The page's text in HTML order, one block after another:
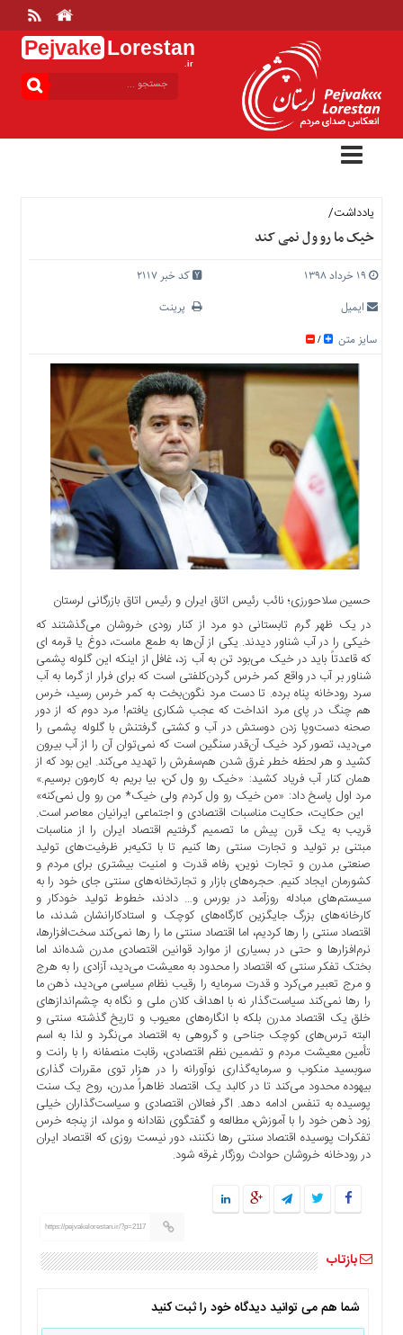
Pejvake Lorestan
.ir
بالا
خانه
ارتباط
درباره
منوی
عمومی
اقتصادی
ورزشی
فرهنگی
دسترسی
سریع
ارتباط
برگه
تعرفه
درباره
اخبار
سایت
ارتباط
برگه
نمونه
تعرفه
درباره
چند
رسانه
نمونه
یادداشت/
خیک ما رو ول نمی کند
۱۹ خرداد ۱۳۹۸
کد خبر 2117
ایمیل
پرینت
سایز متن
/
حسین سلاح‎ورزی؛ نائب رئیس اتاق ایران و رئیس اتاق بازرگانی لرستان
در یک ظهر گرم تابستانی دو مرد از کنار رودی خروشان می‌گذشتند که
خیکی را در آب شناور دیدند. یکی از آن‌ها به طمع ماست، دوغ یا قرمه ای
که قاعدتاً باید در خیک می‌بود تن به آب زد، غافل از اینکه این گلوله پشمی
شناور بر آب در واقع کمر خرس گردن‌کلفتی است که برای فرار از گرما به آب
سرد رودخانه پناه برده. تا دست مرد نگون‌بخت به کمر خرس رسید، خرس
هم چنگ در پای مرد انداخت که عجب شکاری یافتم! مرد دوم که از دور
صحنه دست‌وپا زدن دوستش در آب و کشتی گرفتنش با گلوله پشمی را
می‌دید، تصور کرد خیک آن‌قدر سنگین است که نمی‌توان آن را از آب بیرون
کشید و هر لحظه خطر غرق شدن هم‌سفرش را تهدید می‌کند. این بود که از
همان کنار آب فریاد کشید: «خیک رو ول کن، بیا بریم به کارمون برسیم.»
مرد اول پاسخ داد: «من خیک رو ول کردم ولی خیک* من رو ول نمی‌کنه»
این حکایت، حکایت مناسبات اقتصادی و اجتماعی ایرانیان معاصر است.
قریب به یک قرن پیش ما تصمیم گرفتیم اقتصاد ایران را از مناسبات
مبتنی بر تولید و تجارت سنتی رها کنیم تا با تکیه‌بر ظرفیت‌های تولید
صنعتی مدرن و تجارت نوین، رفاه، قدرت و امنیت بیشتری برای مردم و
کشورمان ایجاد کنیم. حجره‌های بازار و تجارتخانه‌های سنتی جای خود را به
سیستم‌های مبادله روزآمد در بورس و… دادند، خطوط تولید خودکار و
کارخانه‌های بزرگ جایگزین کارگاه‌های کوچک و استادکارانشان شدند، ما
اقتصاد سنتی را رها کردیم، اما اقتصاد سنتی ما را رها نمی‌کند سخت‌افزارها،
نرم‌افزارها و حتی در بسیاری از موارد قوانین اقتصادی مدرن شده‌اند اما
بختک تفکر سنتی که اقتصاد را محدود به معیشت می‌دید، آزادی را به هرج
و مرج تعبیر می‌کرد و قدرت سرمایه را رقیب نظام سیاسی می‌دید، ذهن ما
را رها نمی‌کند سیاست‌گذار نه با اهداف کلان ملی و نگاه به چشم‌اندازهای
خلق یک اقتصاد مدرن بلکه با انگاره‌های معیوب و تاریخ گذشته سنتی و
البته ترس‌های کوچک جناحی و گروهی به اقتصاد می‌نگرد و لذا به اسم
تأمین معیشت مردم و تضمین نظم اقتصادی، رقابت منصفانه را با رانت و
سوبسید منکوب و سرمایه‌گذاری نوآورانه را در هزار توی مقررات گذاری
بیهوده محدود می‌کند تا در کالبد یک اقتصاد ظاهراً مدرن، روح یک سنت
پوسیده به تنفس ادامه دهد. اگر فعالان اقتصادی و سیاست‌گذاران خیلی
زود ذهن خود را با آموزش، مطالعه و گفتگوی نقادانه و مولد، از پنجه خرس
تفکرات پوسیده اقتصاد سنتی رها نکنند، دور نیست روزی که اقتصاد ایران
در رودخانه خروشان حوادث روزگار غرقه شود.
https://pejvakelorestan.ir/?p=2117
بازتاب
شما هم می توانید دیدگاه خود را ثبت کنید